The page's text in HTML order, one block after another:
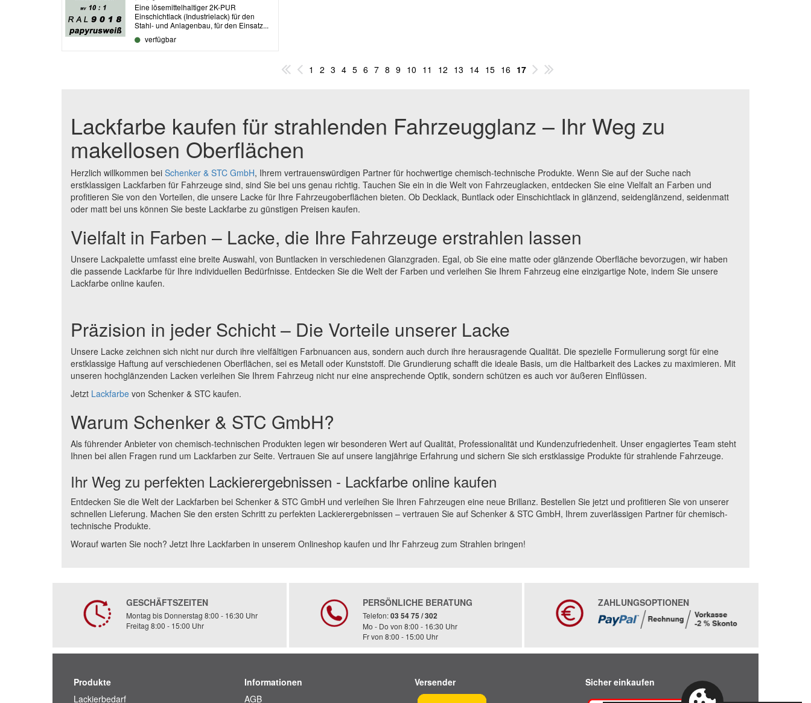
Eine lösemittelhaltiger 2K-PUR
Einschichtlack (Industrielack) für den
Stahl- und Anlagenbau, für den Einsatz...
verfügbar
1 2 3 4 5 6 7 8 9 10 11 12 13 14 15 16 17
Lackfarbe kaufen für strahlenden Fahrzeugglanz – Ihr Weg zu
makellosen Oberflächen
Herzlich willkommen bei Schenker & STC GmbH, Ihrem vertrauenswürdigen Partner für hochwertige chemisch-technische Produkte. Wenn Sie auf der Suche nach
erstklassigen Lackfarben für Fahrzeuge sind, sind Sie bei uns genau richtig. Tauchen Sie ein in die Welt von Fahrzeuglacken, entdecken Sie eine Vielfalt an Farben und
profitieren Sie von den Vorteilen, die unsere Lacke für Ihre Fahrzeugoberflächen bieten. Ob Decklack, Buntlack oder Einschichtlack in glänzend, seidenglänzend, seidenmatt
oder matt bei uns können Sie beste Lackfarbe zu günstigen Preisen kaufen.
Vielfalt in Farben – Lacke, die Ihre Fahrzeuge erstrahlen lassen
Unsere Lackpalette umfasst eine breite Auswahl, von Buntlacken in verschiedenen Glanzgraden. Egal, ob Sie eine matte oder glänzende Oberfläche bevorzugen, wir haben
die passende Lackfarbe für Ihre individuellen Bedürfnisse. Entdecken Sie die Welt der Farben und verleihen Sie Ihrem Fahrzeug eine einzigartige Note, indem Sie unsere
Lackfarbe online kaufen.
Präzision in jeder Schicht – Die Vorteile unserer Lacke
Unsere Lacke zeichnen sich nicht nur durch ihre vielfältigen Farbnuancen aus, sondern auch durch ihre herausragende Qualität. Die spezielle Formulierung sorgt für eine
erstklassige Haftung auf verschiedenen Oberflächen, sei es Metall oder Kunststoff. Die Grundierung schafft die ideale Basis, um die Haltbarkeit des Lackes zu maximieren. Mit
unseren hochglänzenden Lacken verleihen Sie Ihrem Fahrzeug nicht nur eine ansprechende Optik, sondern schützen es auch vor äußeren Einflüssen.
Jetzt Lackfarbe von Schenker & STC kaufen.
Warum Schenker & STC GmbH?
Als führender Anbieter von chemisch-technischen Produkten legen wir besonderen Wert auf Qualität, Professionalität und Kundenzufriedenheit. Unser engagiertes Team steht
Ihnen bei allen Fragen rund um Lackfarben zur Seite. Vertrauen Sie auf unsere langjährige Erfahrung und sichern Sie sich erstklassige Produkte für strahlende Fahrzeuge.
Ihr Weg zu perfekten Lackierergebnissen - Lackfarbe online kaufen
Entdecken Sie die Welt der Lackfarben bei Schenker & STC GmbH und verleihen Sie Ihren Fahrzeugen eine neue Brillanz. Bestellen Sie jetzt und profitieren Sie von unserer
schnellen Lieferung. Machen Sie den ersten Schritt zu perfekten Lackierergebnissen – vertrauen Sie auf Schenker & STC GmbH, Ihrem zuverlässigen Partner für chemisch-
technische Produkte.
Worauf warten Sie noch? Jetzt Ihre Lackfarben in unserem Onlineshop kaufen und Ihr Fahrzeug zum Strahlen bringen!
GESCHÄFTSZEITEN
Montag bis Donnerstag 8:00 - 16:30 Uhr
Freitag 8:00 - 15:00 Uhr
PERSÖNLICHE BERATUNG
Telefon:03 54 75 / 302
Mo - Do von 8:00 - 16:30 Uhr
Fr von 8:00 - 15:00 Uhr
ZAHLUNGSOPTIONEN
Produkte
Lackierbedarf
Informationen
AGB
Versender Sicher einkaufen